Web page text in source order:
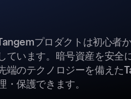
プロダクトは初心者
ています。暗号資産を安全
端のテクノロジーを備えた
・保護できます。